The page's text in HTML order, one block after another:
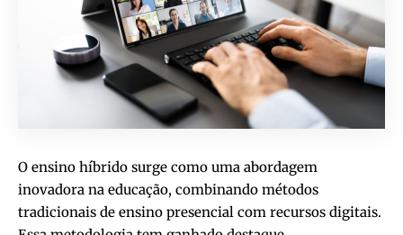
O ensino híbrido surge como uma abordagem
inovadora na educação, combinando métodos
tradicionais de ensino presencial com recursos digitais.